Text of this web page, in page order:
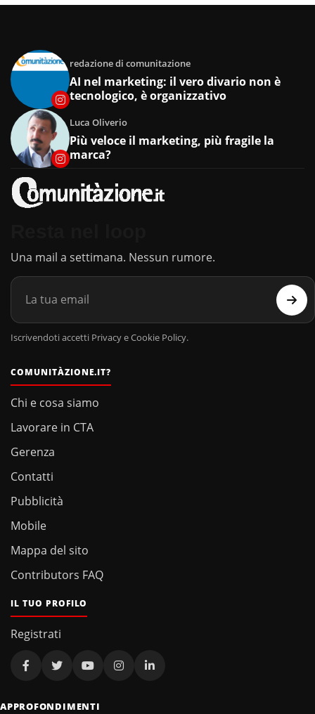
redazione di comunitazione
AI nel marketing: il vero divario non è
tecnologico, è organizzativo
Luca Oliverio
Più veloce il marketing, più fragile la
marca?
Una mail a settimana. Nessun rumore.
Iscrivendoti accetti Privacy e Cookie Policy.
COMUNITÀZIONE.IT?
Chi e cosa siamo
Lavorare in CTA
Gerenza
Contatti
Pubblicità
Mobile
Mappa del sito
Contributors FAQ
IL TUO PROFILO
Registrati
APPROFONDIMENTI